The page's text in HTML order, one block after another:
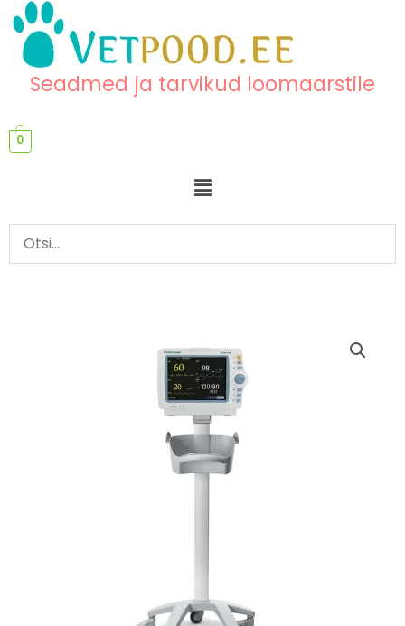
content
content
Seadmed ja tarvikud loomaarstile
0
Menu